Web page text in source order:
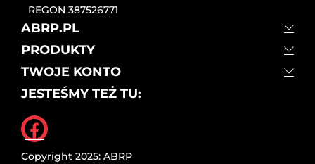
REGON 387526771
ABRP.PL
PRODUKTY
TWOJE KONTO
JESTEŚMY TEŻ TU:
Copyright 2025: ABRP